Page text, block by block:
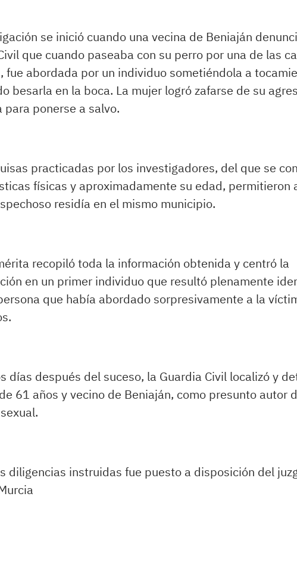
se inició cuando una vecina de Beniaján
que cuando paseaba con su perro por una de las
fue abordada por un individuo sometiéndola a
besarla en la boca. La mujer logró zafarse de su
para ponerse a salvo.
practicadas por los investigadores, del que se
físicas y aproximadamente su edad, permitieron
residía en el mismo municipio.
recopiló toda la información obtenida y centró la
en un primer individuo que resultó plenamente
que había abordado sorpresivamente a la
días después del suceso, la Guardia Civil localizó y
61 años y vecino de Beniaján, como presunto autor
diligencias instruidas fue puesto a disposición del